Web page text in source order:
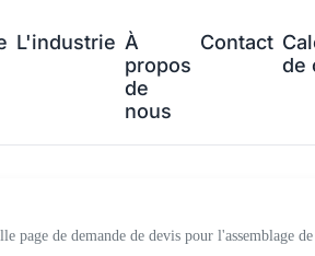
L'industrie À
propos
de
nous
Contact
de
page de demande de devis pour l'assemblage